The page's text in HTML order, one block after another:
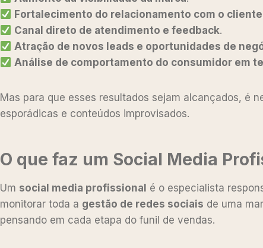
Fortalecimento do relacionamento com o cliente
Canal direto de atendimento e feedback.
Atração de novos leads e oportunidades de
Análise de comportamento do consumidor em
Mas para que esses resultados sejam alcançados, é
esporádicas e conteúdos improvisados.
O que faz um Social Media
Um social media profissional é o especialista
monitorar toda a gestão de redes sociais de uma
pensando em cada etapa do funil de vendas.